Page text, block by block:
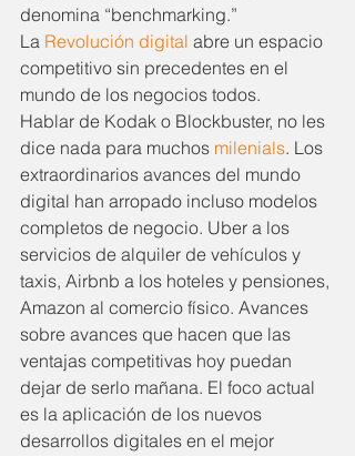
denomina “benchmarking.”
La Revolución digital abre un espacio
competitivo sin precedentes en el
mundo de los negocios todos.
Hablar de Kodak o Blockbuster, no les
dice nada para muchos milenials. Los
extraordinarios avances del mundo
digital han arropado incluso modelos
completos de negocio. Uber a los
servicios de alquiler de vehículos y
taxis, Airbnb a los hoteles y pensiones,
Amazon al comercio físico. Avances
sobre avances que hacen que las
ventajas competitivas hoy puedan
dejar de serlo mañana. El foco actual
es la aplicación de los nuevos
desarrollos digitales en el mejor